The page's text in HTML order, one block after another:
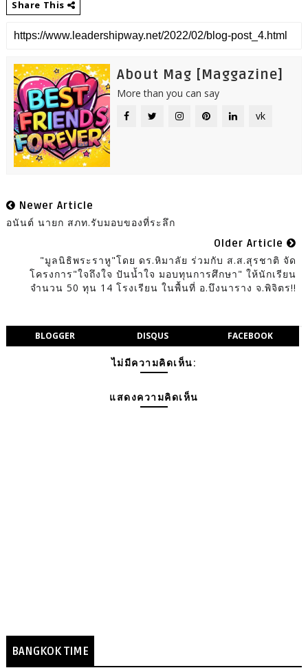
Share This
About Mag [Maggazine]
More than you can say
vk
Newer Article
อนันต์ นายก สภท.รับมอบของที่ระลึก
Older Article
"มูลนิธิพระราหู"โดย ดร.หิมาลัย ร่วมกับ ส.ส.สุรชาติ จัด
โครงการ"ใจถึงใจ ปันน้ำใจ มอบทุนการศึกษา" ให้นักเรียน
จำนวน 50 ทุน 14 โรงเรียน ในพื้นที่ อ.บึงนาราง จ.พิจิตร!!
BLOGGER DISQUS FACEBOOK
ไม่มีความคิดเห็น:
แสดงความคิดเห็น
BANGKOK TIME